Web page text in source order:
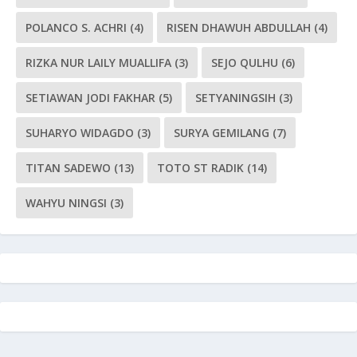
POLANCO S. ACHRI (4) RISEN DHAWUH ABDULLAH (4)
RIZKA NUR LAILY MUALLIFA (3) SEJO QULHU (6)
SETIAWAN JODI FAKHAR (5) SETYANINGSIH (3)
SUHARYO WIDAGDO (3) SURYA GEMILANG (7)
TITAN SADEWO (13) TOTO ST RADIK (14)
WAHYU NINGSI (3)